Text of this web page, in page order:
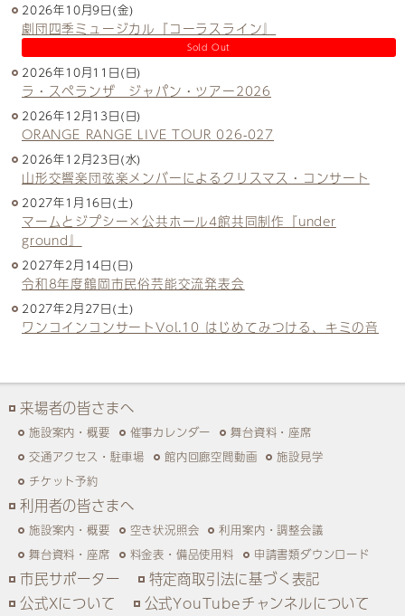
2026年10月9日(金)
劇団四季ミュージカル『コーラスライン』
Sold Out
2026年10月11日(日)
ラ・スペランザ ジャパン・ツアー2026
2026年12月13日(日)
ORANGE RANGE LIVE TOUR 026-027
2026年12月23日(水)
山形交響楽団弦楽メンバーによるクリスマス・コンサート
2027年1月16日(土)
マームとジプシー×公共ホール4館共同制作『under
ground』
2027年2月14日(日)
令和8年度鶴岡市民俗芸能交流発表会
2027年2月27日(土)
ワンコインコンサートVol.10 はじめてみつける、キミの音
来場者の皆さまへ
施設案内・概要 催事カレンダー
舞台資料・座席
交通アクセス・駐車場
館内回廊空間動画
施設見学
チケット予約
利用者の皆さまへ
施設案内・概要 空き状況照会
利用案内・調整会議
舞台資料・座席
料金表・備品使用料 申請書類ダウンロード
市民サポーター
特定商取引法に基づく表記
公式Xについて
公式YouTubeチャンネルについて